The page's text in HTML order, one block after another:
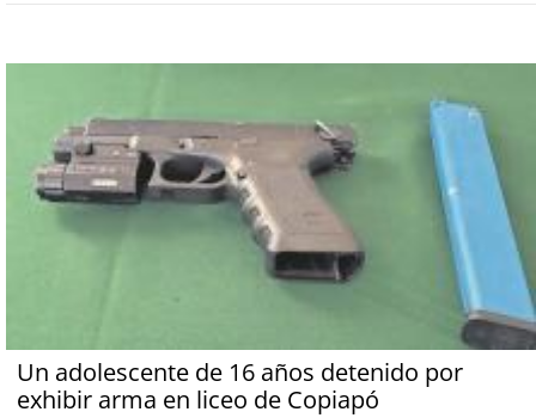
Un adolescente de 16 años detenido por
exhibir arma en liceo de Copiapó